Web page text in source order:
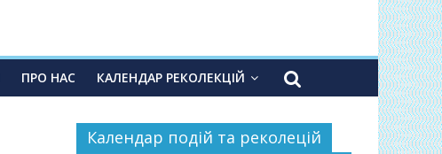
ПРО НАС КАЛЕНДАР РЕКОЛЕКЦІЙ
Календар подій та реколецій